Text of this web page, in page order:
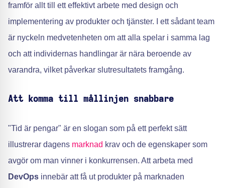
framför allt till ett effektivt arbete med design och
implementering av produkter och tjänster. I ett sådant team
är nyckeln medvetenheten om att alla spelar i samma lag
och att individernas handlingar är nära beroende av
varandra, vilket påverkar slutresultatets framgång.
Att komma till mållinjen snabbare
"Tid är pengar" är en slogan som på ett perfekt sätt
illustrerar dagens marknad krav och de egenskaper som
avgör om man vinner i konkurrensen. Att arbeta med
DevOps innebär att få ut produkter på marknaden